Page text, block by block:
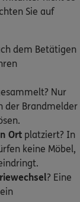
Brandmelder
Ort
keine Möbel,